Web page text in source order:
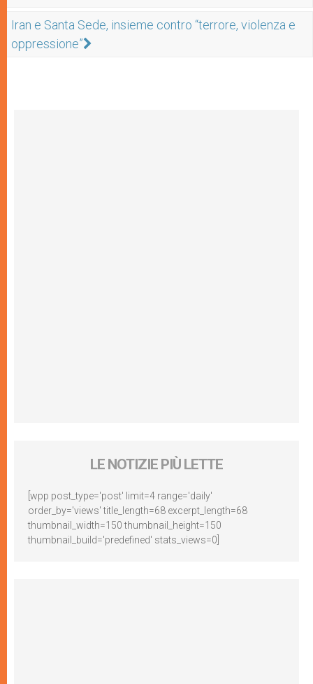
Iran e Santa Sede, insieme contro “terrore, violenza e
oppressione”
LE NOTIZIE PIÙ LETTE
[wpp post_type='post' limit=4 range='daily'
order_by='views' title_length=68 excerpt_length=68
thumbnail_width=150 thumbnail_height=150
thumbnail_build='predefined' stats_views=0]